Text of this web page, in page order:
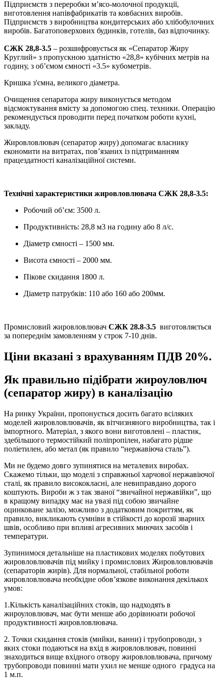
Підприємств з переробки м’ясо-молочної продукції,
виготовлення напівфабрикатів та ковбасних виробів.
Підприємств з виробництва кондитерських або хлібобулочних
виробів. Багатоповерхових будинків, готелів, баз відпочинку.
СЖК 28,8-3.5 – розшифровується як «Сепаратор Жиру
Круглий» з пропускною здатністю «28,8» кубічних метрів на
годину, з об’ємом ємності «3.5» кубометрів.
Кришка з'ємна, великого діаметра.
Очищення сепаратора жиру виконується методом
відсмоктування вмісту за допомогою спец. техники. Операцію
рекомендується проводити перед початком роботи кухні,
закладу.
Жировловлювач (сепаратор жиру) допомагає власнику
економити на витратах, пов’язаних із підтриманням
працездатності каналізаційної системи.
Технічні характеристики жировловлювача СЖК 28,8-3.5:
Робочий об’єм: 3500 л.
Продуктивність: 28,8 м3 на годину або 8 л/с.
Діаметр ємності – 1500 мм.
Висота ємності – 2000 мм.
Пікове скидання 1800 л.
Діаметр патрубків: 110 або 160 або 200мм.
Промисловий жировловлювач СЖК 28.8-3.5 виготовляється
за попереднім замовленням у строк 7-10 днів.
Ціни вказані з врахуванням ПДВ 20%.
Як правильно підібрати жироуловлюч
(сепаратор жиру) в каналізацію
На ринку України, пропонується досить багато всіляких
моделей жировловлювачів, як вітчизняного виробництва, так і
імпортного. Матеріал, з якого вони виготовлені – пластик,
здебільшого термостійкий поліпропілен, набагато рідше
поліетилен, або метал (як правило “нержавіюча сталь”).
Ми не будемо довго зупинятися на металевих виробах.
Скажемо тільки, що моделі з справжньої харчової нержавіючої
сталі, як правило висококласні, але невиправдано дорого
коштують. Вироби ж з так званої “звичайної нержавійки”, що
в кращому випадку має на увазі під собою звичайне
оцинковане залізо, можливо з додатковим покриттям, як
правило, викликають сумніви в стійкості до корозії зварних
швів, особливо при впливі агресивних миючих засобів і
температури.
Зупинимося детальніше на пластикових моделях побутових
жировловлювачів під мийку і промислових Жировловлювачів
(сепараторів жирів). Для нормальної, стабільної роботи
жировловлювача необхідне обов’язкове виконання декількох
умов:
1.Кількість каналізаційних стоків, що надходять в
жироуловлювач, має бути менше або дорівнюати робочої
продуктивності жировловлювача.
2. Точки скидання стоків (мийки, ванни) і трубопроводи, з
яких стоки подаються на вхід в жировловлювач, повинні
знаходиться вище вхідного отвору жировловлювача, причому
трубопроводи повинні мати ухил не менше одного градуса на
1 м.п.